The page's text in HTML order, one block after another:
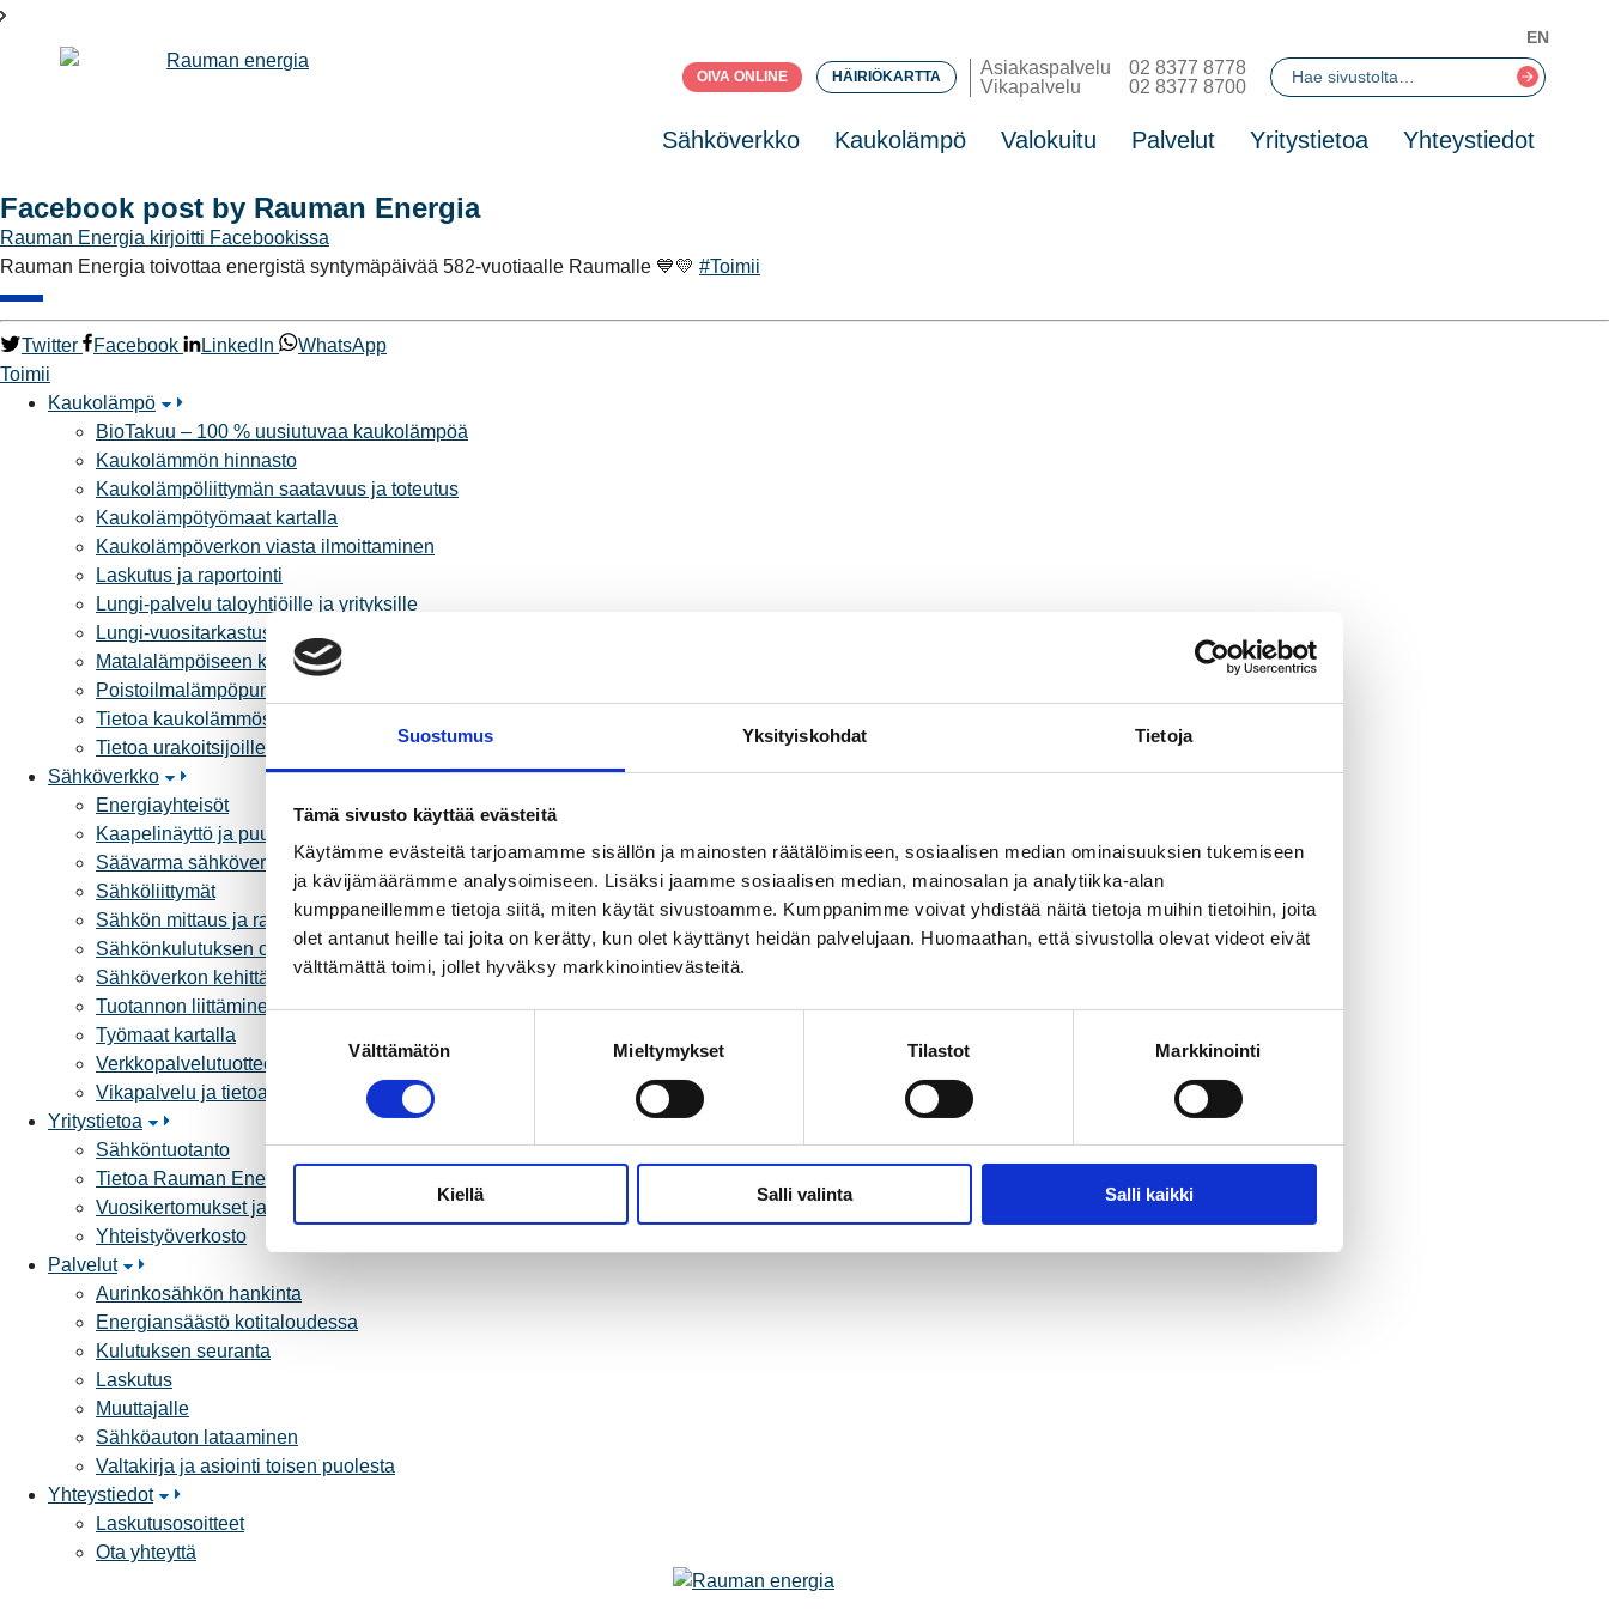
Suostumus Yksityiskohdat Tietoja
Tämä sivusto käyttää evästeitä
Käytämme evästeitä tarjoamamme sisällön ja mainosten räätälöimiseen, sosiaalisen median ominaisuuksien tukemiseen
ja kävijämäärämme analysoimiseen. Lisäksi jaamme sosiaalisen median, mainosalan ja analytiikka-alan
kumppaneillemme tietoja siitä, miten käytät sivustoamme. Kumppanimme voivat yhdistää näitä tietoja muihin tietoihin, joita
olet antanut heille tai joita on kerätty, kun olet käyttänyt heidän palvelujaan. Huomaathan, että sivustolla olevat videot eivät
välttämättä toimi, jollet hyväksy markkinointievästeitä.
k
s
Välttämätön Mieltymykset Tilastot Markkinointi
Kiellä Salli valinta Salli kaikki
OIVA ONLINE HÄIRIÖKARTTA Asiakaspalvelu
02 8377 8778
Vikapalvelu
02 8377 8700
Sähköverkko Kaukolämpö Valokuitu Palvelut Yritystietoa Yhteystiedot
EN
Facebook post by Rauman Energia
Rauman Energia kirjoitti Facebookissa
Rauman Energia toivottaa energistä syntymäpäivää 582-vuotiaalle Raumalle 💙💛 #Toimii
Twitter Facebook LinkedIn
WhatsApp
Toimii
Kaukolämpö
BioTakuu – 100 % uusiutuvaa kaukolämpöä
Kaukolämmön hinnasto
Kaukolämpöliittymän saatavuus ja toteutus
Kaukolämpötyömaat kartalla
Kaukolämpöverkon viasta ilmoittaminen
Laskutus ja raportointi
Lungi-palvelu taloyhtiöille ja yrityksille
Lungi-vuositarkastus kuluttajille
Matalalämpöiseen kaukolämpöön siirtyminen
Poistoilmalämpöpumppu kaukolämpötaloon
Tietoa kaukolämmöstä
Tietoa urakoitsijoille
Sähköverkko
Energiayhteisöt
Kaapelinäyttö ja puunkaatoapu
Säävarma sähköverkko
Sähköliittymät
Sähkön mittaus ja raportointi
Sähkönkulutuksen ohjaus kiinteistössä
Sähköverkon kehittämissuunnitelma
Tuotannon liittäminen verkkoon
Työmaat kartalla
Verkkopalvelutuotteet ja hinnastot
Vikapalvelu ja tietoa jakeluhäiriöistä
Yritystietoa
Sähköntuotanto
Tietoa Rauman Energiasta
Vuosikertomukset ja asiakaslehti
Yhteistyöverkosto
Palvelut
Aurinkosähkön hankinta
Energiansäästö kotitaloudessa
Kulutuksen seuranta
Laskutus
Muuttajalle
Sähköauton lataaminen
Valtakirja ja asiointi toisen puolesta
Yhteystiedot
Laskutusosoitteet
Ota yhteyttä